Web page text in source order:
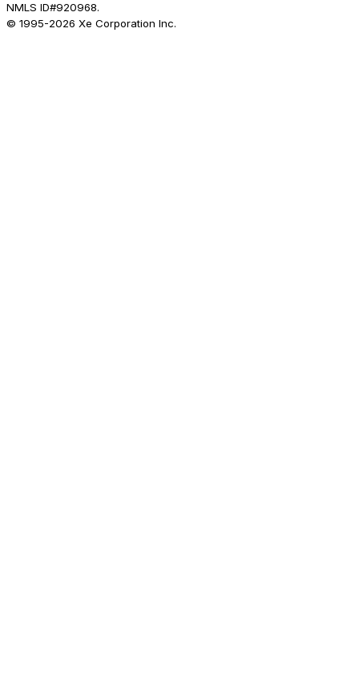
NMLS ID#920968.
© 1995-2026 Xe Corporation Inc.